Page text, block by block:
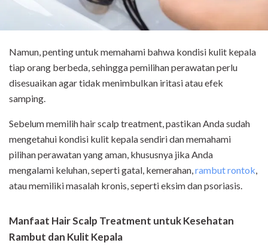
Namun, penting untuk memahami bahwa kondisi kulit kepala
tiap orang berbeda, sehingga pemilihan perawatan perlu
disesuaikan agar tidak menimbulkan iritasi atau efek
samping.
Sebelum memilih hair scalp treatment, pastikan Anda sudah
mengetahui kondisi kulit kepala sendiri dan memahami
pilihan perawatan yang aman, khususnya jika Anda
mengalami keluhan, seperti gatal, kemerahan, rambut rontok
atau memiliki masalah kronis, seperti eksim dan psoriasis.
Manfaat Hair Scalp Treatment untuk Kesehatan
Rambut dan Kulit Kepala